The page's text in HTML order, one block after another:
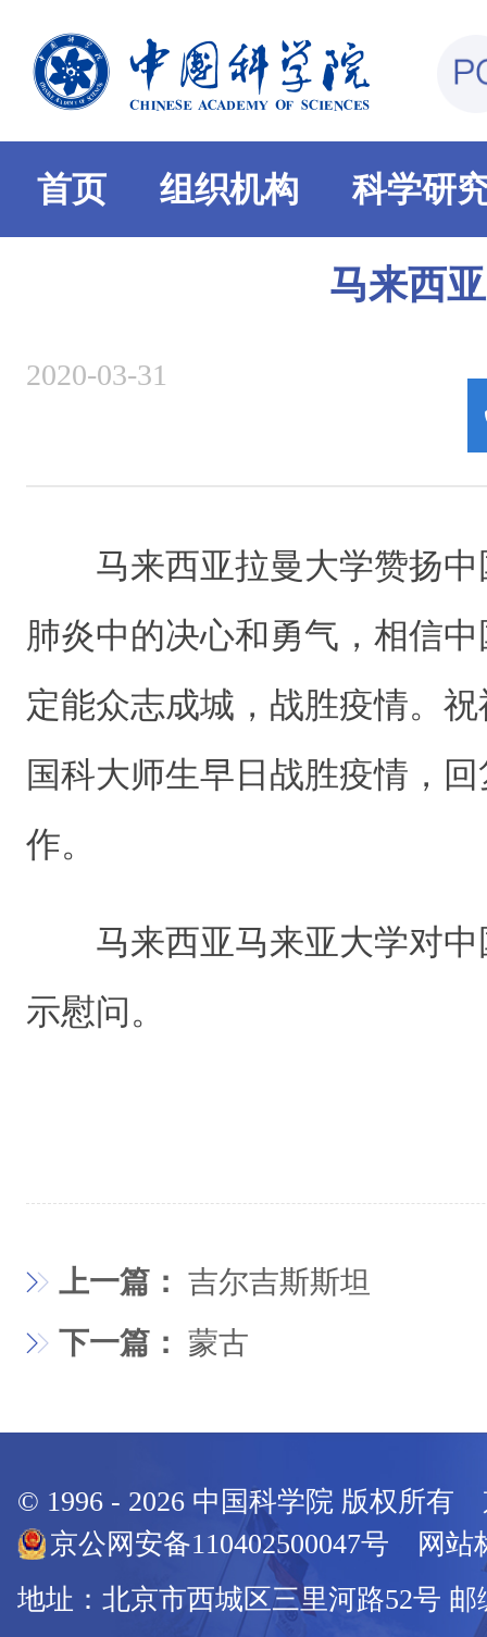
首页 组织机构 科学研
马来西亚
2020-03-31
马来西亚拉曼大学赞扬中
肺炎中的决心和勇气，相信
定能众志成城，战胜疫情。
国科大师生早日战胜疫情，
作。
马来西亚马来亚大学对中
示慰问。
上一篇： 吉尔吉斯斯坦
下一篇： 蒙古
© 1996 - 2026 中国科学院 版权所有
京公网安备110402500047号 网站
地址：北京市西城区三里河路52号 邮